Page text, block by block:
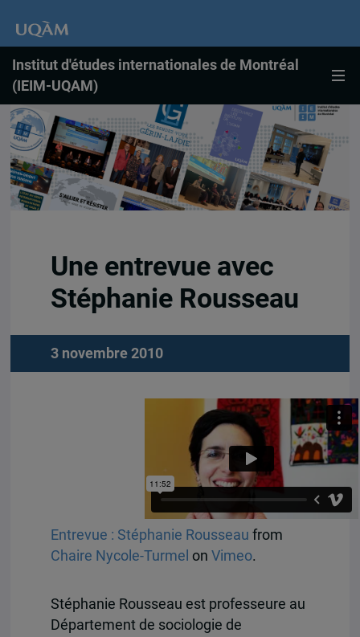
Institut d'études internationales de Montréal
(IEIM-UQAM)
Une entrevue avec
Stéphanie Rousseau
3 novembre 2010
Entrevue : Stéphanie Rousseau from
Chaire Nycole-Turmel on Vimeo.
Stéphanie Rousseau est professeure au
Département de sociologie de